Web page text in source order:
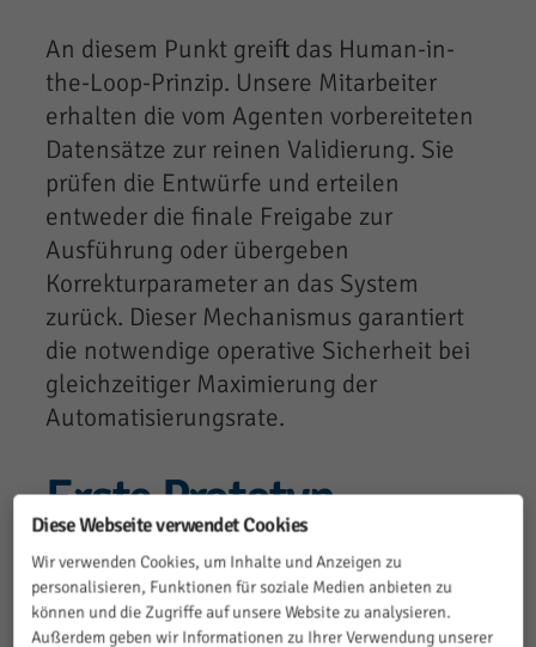
An diesem Punkt greift das Human-in-
the-Loop-Prinzip. Unsere Mitarbeiter
erhalten die vom Agenten vorbereiteten
Datensätze zur reinen Validierung. Sie
prüfen die Entwürfe und erteilen
entweder die finale Freigabe zur
Ausführung oder übergeben
Korrekturparameter an das System
zurück. Dieser Mechanismus garantiert
die notwendige operative Sicherheit bei
gleichzeitiger Maximierung der
Automatisierungsrate.
Erste Prototyp-
Ergebnisse
Evaluation der Backoffice-KI
Diese Webseite verwendet Cookies
Wir verwenden Cookies, um Inhalte und Anzeigen zu
personalisieren, Funktionen für soziale Medien anbieten zu
können und die Zugriffe auf unsere Website zu analysieren.
Außerdem geben wir Informationen zu Ihrer Verwendung unserer